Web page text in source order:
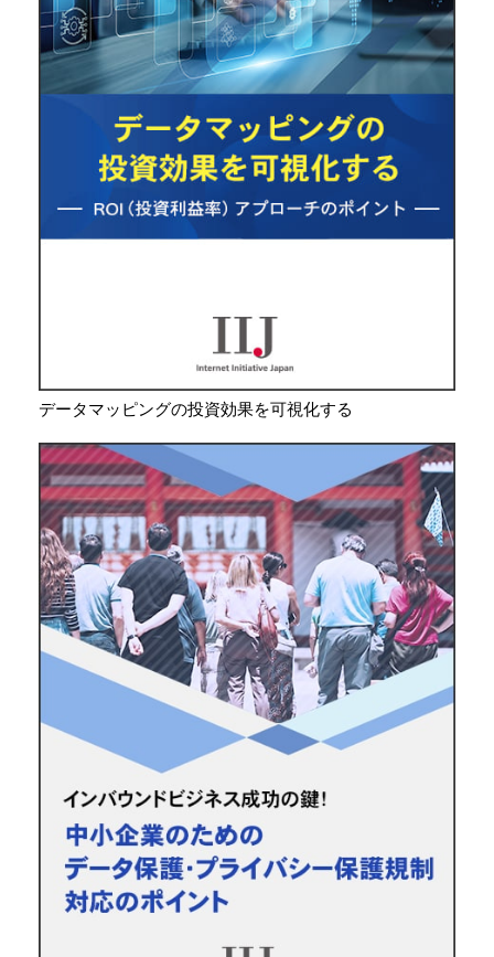
データマッピングの投資効果を可視化する